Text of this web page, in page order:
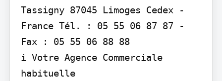
Tassigny 87045 Limoges Cedex -
France Tél. : 05 55 06 87 87 -
Fax : 05 55 06 88 88
i Votre Agence Commerciale
habituelle